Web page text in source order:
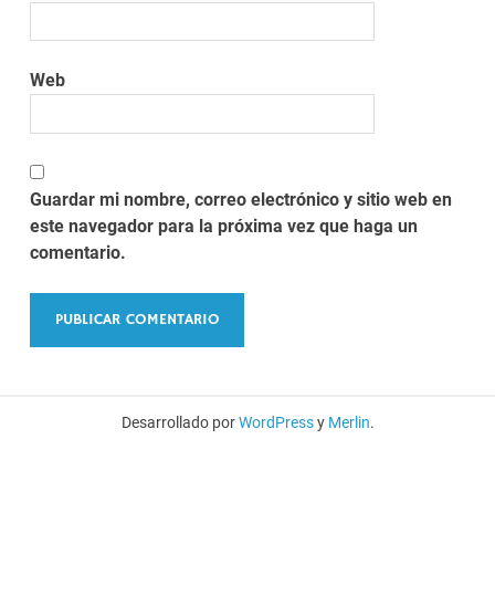
Web
Guardar mi nombre, correo electrónico y sitio web en
este navegador para la próxima vez que haga un
comentario.
Desarrollado porWordPressy Merlin.